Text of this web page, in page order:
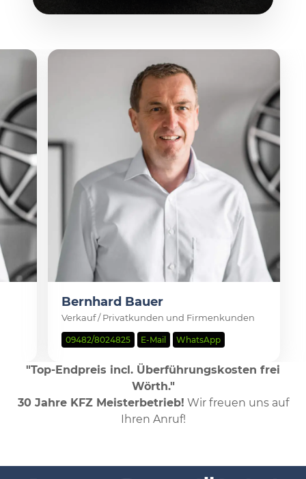
Bernhard Bauer
Verkauf / Privatkunden und Firmenkunden
09482/8024825 E-Mail WhatsApp
"Top-Endpreis incl. Überführungskosten frei
Wörth."
30 Jahre KFZ Meisterbetrieb! Wir freuen uns auf
Ihren Anruf!